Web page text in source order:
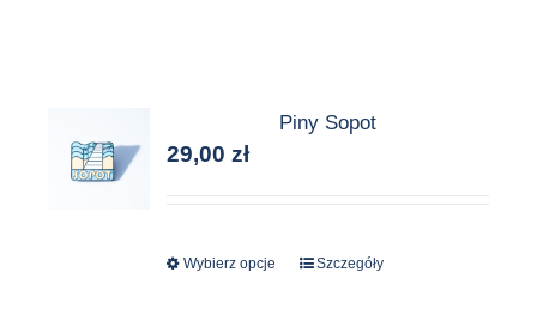
Piny Sopot
29,00zł
Wybierz opcje
TenSzczegóły